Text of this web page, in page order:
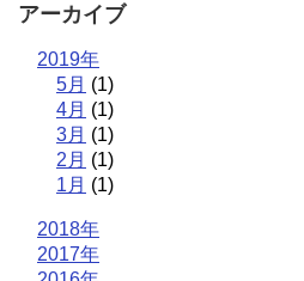
アーカイブ
2019年
5月 (1)
4月 (1)
3月 (1)
2月 (1)
1月 (1)
2018年
2017年